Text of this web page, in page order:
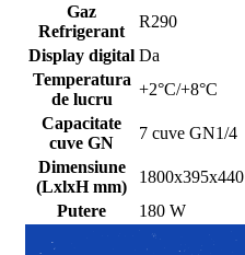
Gaz
Refrigerant
R290
Display digital Da
Temperatura
de lucru
+2°C/+8°C
Capacitate
cuve GN
7 cuve GN1/4
Dimensiune
(LxlxH mm)
1800x395x440
Putere
180 W